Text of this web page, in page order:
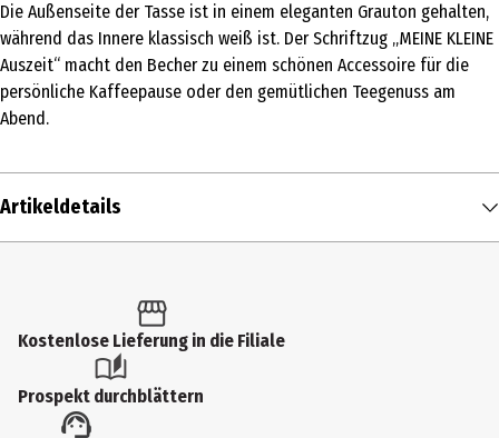
Die Außenseite der Tasse ist in einem eleganten Grauton gehalten,
während das Innere klassisch weiß ist. Der Schriftzug „MEINE KLEINE
Auszeit“ macht den Becher zu einem schönen Accessoire für die
persönliche Kaffeepause oder den gemütlichen Teegenuss am
Abend.
Artikeldetails
Produkttyp
Kostenlose Lieferung in die Filiale
Prospekt durchblättern